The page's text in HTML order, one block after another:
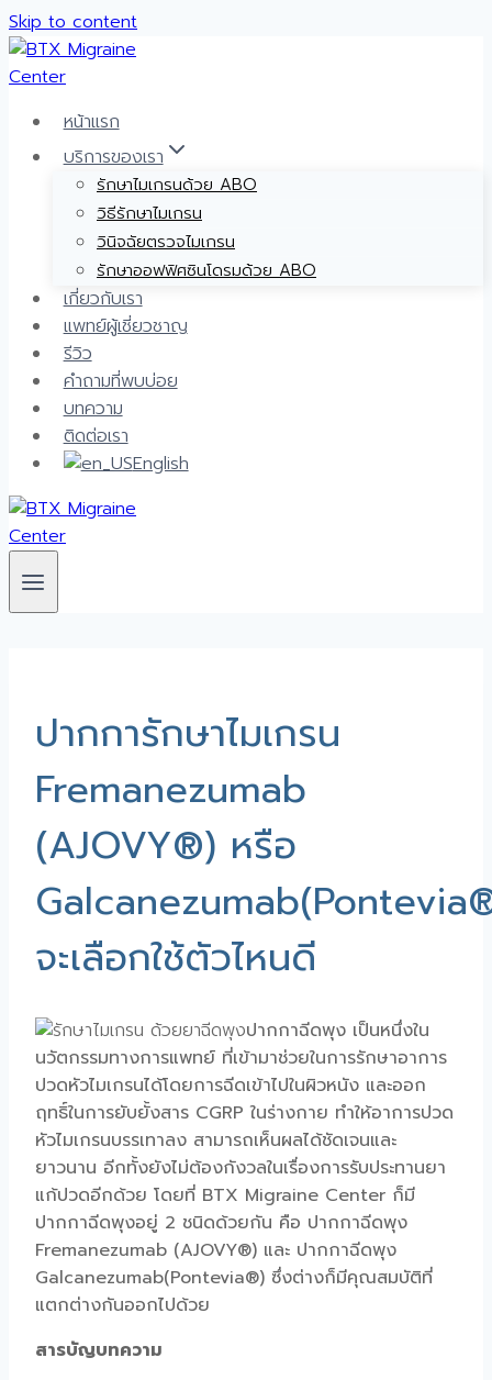
Skip to content
หน้าแรก
บริการของเรา
รักษาไมเกรนด้วย ABO
วิธีรักษาไมเกรน
วินิจฉัยตรวจไมเกรน
รักษาออฟฟิศซินโดรมด้วย ABO
เกี่ยวกับเรา
แพทย์ผู้เชี่ยวชาญ
รีวิว
คำถามที่พบบ่อย
บทความ
ติดต่อเรา
English
ปากการักษาไมเกรน
Fremanezumab
(AJOVY®) หรือ
จะเลือกใช้ตัวไหนดี
ปากกาฉีดพุง เป็นหนึ่งใน
นวัตกรรมทางการแพทย์ ที่เข้ามาช่วยในการรักษาอาการ
ปวดหัวไมเกรนได้โดยการฉีดเข้าไปในผิวหนัง และออก
ฤทธิ์ในการยับยั้งสาร CGRPในร่างกาย ทำให้อาการปวด
หัวไมเกรนบรรเทาลง สามารถเห็นผลได้ชัดเจนและ
ยาวนาน อีกทั้งยังไม่ต้องกังวลในเรื่องการรับประทานยา
แก้ปวดอีกด้วย โดยที่ BTX Migraine Center ก็มี
ปากกาฉีดพุงอยู่ 2 ชนิดด้วยกัน คือ ปากกาฉีดพุง
Fremanezumab (AJOVY®) และ ปากกาฉีดพุง
Galcanezumab(Pontevia®) ซึ่งต่างก็มีคุณสมบัติที่
แตกต่างกันออกไปด้วย
สารบัญบทความ